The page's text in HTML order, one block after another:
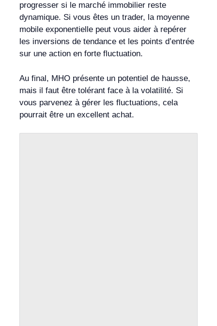
progresser si le marché immobilier reste
dynamique. Si vous êtes un trader, la moyenne
mobile exponentielle peut vous aider à repérer
les inversions de tendance et les points d’entrée
sur une action en forte fluctuation.
Au final, MHO présente un potentiel de hausse,
mais il faut être tolérant face à la volatilité. Si
vous parvenez à gérer les fluctuations, cela
pourrait être un excellent achat.